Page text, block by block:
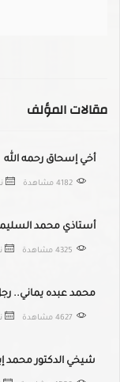
مقالات المؤلف
أخي إسحاق رحمه الله
4182 مشاهدة
أستاذي محمد
4325 مشاهدة
محمد عبده يماني..
4627 مشاهدة
شيخي الدكتور محمد